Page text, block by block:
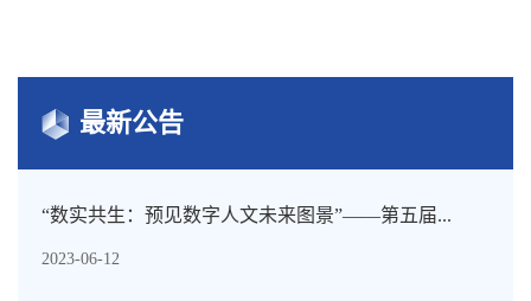
最新公告
“数实共生：预见数字人文未来图景”——第五届...
2023-06-12